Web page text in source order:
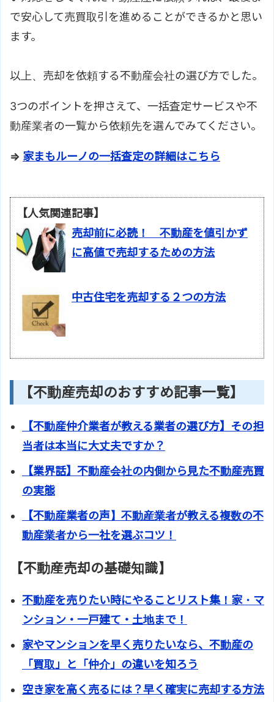
で安心して売買取引を進めることができるかと思い
ます。
以上、売却を依頼する不動産会社の選び方でした。
3つのポイントを押さえて、一括査定サービスや不
動産業者の一覧から依頼先を選んでみてください。
⇒ 家まもルーノの一括査定の詳細はこちら
【人気関連記事】
売却前に必読！ 不動産を値引かず
に高値で売却するための方法
中古住宅を売却する２つの方法
【不動産売却のおすすめ記事一覧】
【不動産仲介業者が教える業者の選び方】その担
当者は本当に大丈夫ですか？
【業界話】不動産会社の内側から見た不動産売買
の実態
【不動産業者の声】不動産業者が教える複数の不
動産業者から一社を選ぶコツ！
【不動産売却の基礎知識】
不動産を売りたい時にやることリスト集！家・マ
ンション・一戸建て・土地まで！
家やマンションを早く売りたいなら、不動産の
「買取」と「仲介」の違いを知ろう
空き家を高く売るには？早く確実に売却する方法